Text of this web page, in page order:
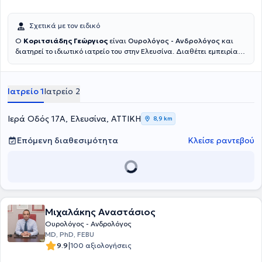
Σχετικά με τον ειδικό
Ο Κοριτσιάδης Γεώργιος είναι Ουρολόγος - Ανδρολόγος και
διατηρεί το ιδιωτικό ιατρείο του στην Ελευσίνα. Διαθέτει εμπειρία
ογκολογία του ουροποιητικού, με έμφαση στις ελάχιστα
επιστημονικό και κλινικό έργο με επίκεντρο τη διαχείριση σύνθετων
ογκολογικών περιστατικών, με στόχο την ολοκληρωμένη και
εξατομικευμένη φροντίδα υψηλής ακρίβειας. Διαθέτει πληθώρα
δημοσιευμένων εργασιών σε διεθνή περιοδικά, με ενεργή συμμετοχή
σε ελληνικά και διεθνή συνέδρια καθώς και έχει λάβει
Επιστημονικές Διακρίσεις. Είναι μέλος της Επιτροπής
και μέλος του τμήματος ενδοουρολογίας και λαπαροσκοπικης
Ιατρείο 1Ιατρείο 2
Ιερά Οδός 17Α, Ελευσίνα, ΑΤΤΙΚΗ 8,9 km
Επόμενη διαθεσιμότητα Κλείσε ραντεβού
Μιχαλάκης Αναστάσιος
Ουρολόγος - Ανδρολόγος
MD, PhD, FEBU
9.9|100 αξιολογήσεις